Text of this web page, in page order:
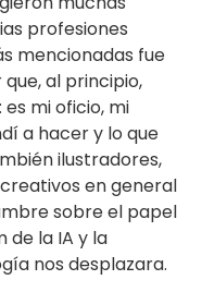
profesiones
mencionadas fue
al principio,
mi oficio, mi
a hacer y lo que
ilustradores,
en general
sobre el papel
la IA y la
nos desplazara.